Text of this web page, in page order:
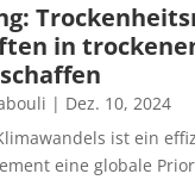
in
| Dez. 10, 2024
ist ein
eine globale